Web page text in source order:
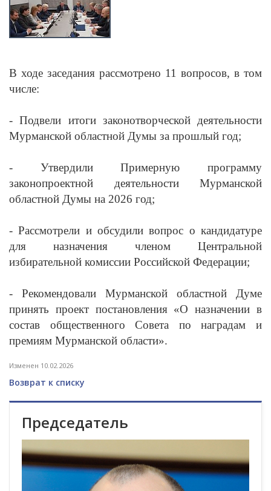
В ходе заседания рассмотрено 11 вопросов, в том
числе:
- Подвели итоги законотворческой деятельности
Мурманской областной Думы за прошлый год;
- Утвердили Примерную программу
законопроектной деятельности Мурманской
областной Думы на 2026 год;
- Рассмотрели и обсудили вопрос о кандидатуре
для назначения членом Центральной
избирательной комиссии Российской Федерации;
- Рекомендовали Мурманской областной Думе
принять проект постановления «О назначении в
состав общественного Совета по наградам и
премиям Мурманской области».
Изменен 10.02.2026
Возврат к списку
Председатель